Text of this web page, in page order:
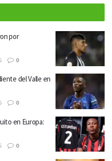
por
0
del Valle en
0
en Europa:
0